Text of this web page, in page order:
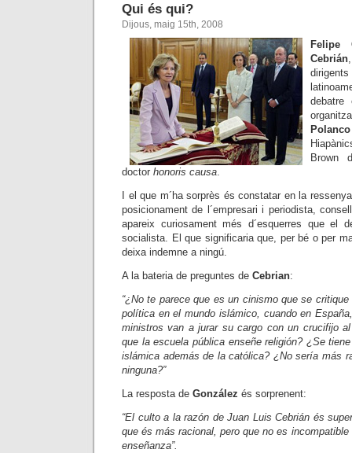
Qui és qui?
Dijous, maig 15th, 2008
Felipe
Cebrián
debatre
doctor honoris causa.
I el que m´ha sorprès és constatar en la
posicionament de l´empresari i periodista,
apareix curiosament més d´esquerres que el
socialista. El que significaria que, per bé o per
deixa indemne a ningú.
A la bateria de preguntes de Cebrian:
“¿No te parece que es un cinismo que se
política en el mundo islámico, cuando en
ministros van a jurar su cargo con un crucifijo
que la escuela pública enseñe religión? ¿Se
islámica además de la católica? ¿No sería más
ninguna?”
La resposta de González és sorprenent:
“El culto a la razón de Juan Luis Cebrián és
que és más racional, pero que no es
enseñanza”.